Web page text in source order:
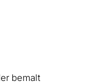
bemalt